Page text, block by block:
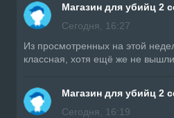
Магазин для убийц 2
Сегодня, 16:27
Из просмотренных на этой
классная, хотя ещё же не
Магазин для убийц 2
Сегодня, 16:19